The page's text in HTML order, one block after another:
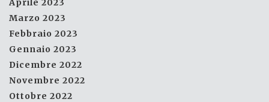
Aprile 2023
Marzo 2023
Febbraio 2023
Gennaio 2023
Dicembre 2022
Novembre 2022
Ottobre 2022